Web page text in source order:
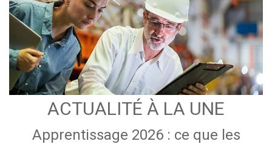
ACTUALITÉ À LA UNE
Apprentissage 2026 : ce que les